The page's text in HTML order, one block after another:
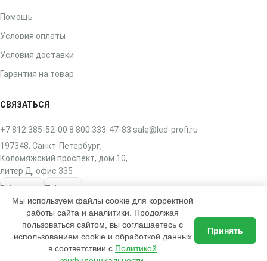
Помощь
Условия оплаты
Условия доставки
Гарантия на товар
СВЯЗАТЬСЯ
+7 812 385-52-00 8 800 333-47-83 sale@led-profi.ru
197348, Санкт-Петербург,
Коломяжский проспект, дом 10,
литер Д, офис 335
ВКонтакте
Telegram
2017–2026 © ЛЭД-ПРОФИ — интернет-магазин освещения
Доставка по всей России
Мы используем файлы cookie для корректной
работы сайта и аналитики. Продолжая
пользоваться сайтом, вы соглашаетесь с
использованием cookie и обработкой данных
в соответствии с Политикой
Принять